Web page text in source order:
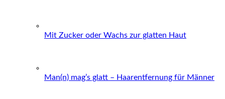
Mit Zucker oder Wachs zur glatten Haut
Man(n) mag’s glatt – Haarentfernung für Männer